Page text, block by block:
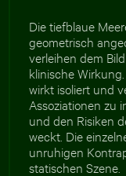
Die tiefblaue
geometrisch
verleihen dem
klinische
wirkt isoliert und
Assoziationen zu
und den Risiken
weckt. Die
unruhigen
statischen Szene.